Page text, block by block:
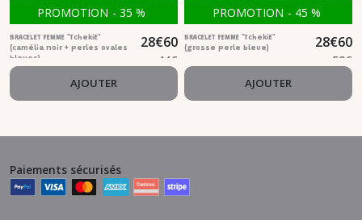
PROMOTION - 35 %
BRACELET FEMME "TchekiE"
(camélia noir + perles ovales
bleues)
28€60
44€
AJOUTER
PROMOTION - 45 %
BRACELET FEMME "TchekiE"
(grosse perle bleue)
28€60
52€
AJOUTER
Paiements sécurisés